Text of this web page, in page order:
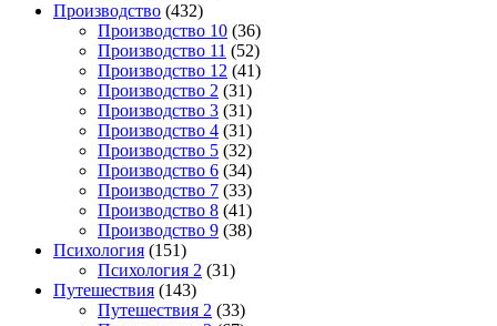
Производство (432)
Производство 10 (36)
Производство 11 (52)
Производство 12 (41)
Производство 2 (31)
Производство 3 (31)
Производство 4 (31)
Производство 5 (32)
Производство 6 (34)
Производство 7 (33)
Производство 8 (41)
Производство 9 (38)
Психология (151)
Психология 2 (31)
Путешествия (143)
Путешествия 2 (33)